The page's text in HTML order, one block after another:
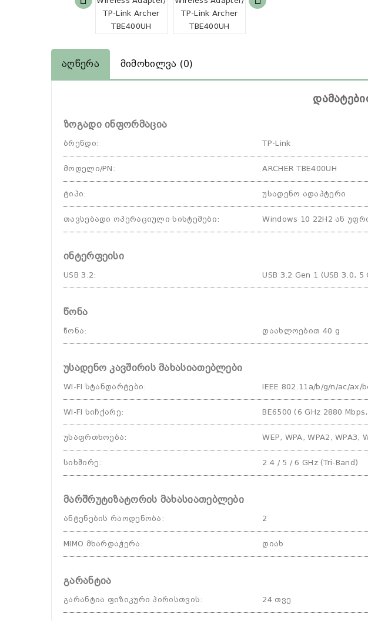
Აღწერა Მიმოხილვა (0)
ზოგადი ინფორმაცია
ბრენდი: TP-Link
მოდელი/PN : ARCHER TBE400UH
ტიპი: უსადენო ადაპტერი
თავსებადი ოპერაციული სისტემები: Windows 10 22H2 ან
ინტერფეისი
USB 3.2: USB 3.2 Gen 1 (USB 3.0, 5
წონა
წონა: დაახლოებით 40 g
უსადენო კავშირის მახასიათებლები
WI-FI სტანდარტები: IEEE 802.11a/b/g/n/ac/ax/
WI-FI სიჩქარე: BE6500 (6 GHz 2880
უსაფრთხოება: WEP, WPA, WPA2, WPA3,
სიხშირე: 2.4 / 5 / 6 GHz (Tri‑Band)
მარშრუტიზატორის მახასიათებლები
ანტენების რაოდენობა : 2
MIMO მხარდაჭერა : დიახ
გარანტია
გარანტია ფიზიკური პირისთვის: 24 თვე